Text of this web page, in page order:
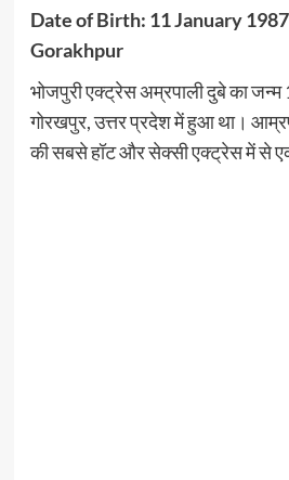
Date of Birth: 11 January
Gorakhpur
भोजपुरी एक्ट्रेस अम्रपाली दुबे का
गोरखपुर, उत्तर प्रदेश में हुआ था।
की सबसे हॉट और सेक्सी एक्ट्रेस में से